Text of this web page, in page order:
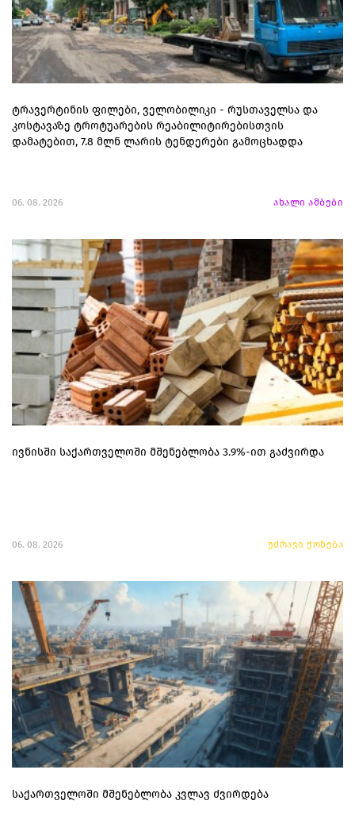
ტრავერტინის ფილები, ველობილიკი - რუსთაველსა და
კოსტავაზე ტროტუარების რეაბილიტირებისთვის
დამატებით, 7.8 მლნ ლარის ტენდერები გამოცხადდა
06. 08. 2026 ახალი ამბები
ივნისში საქართველოში მშენებლობა 3.9%-ით გაძვირდა
06. 08. 2026 უძრავი ქონება
საქართველოში მშენებლობა კვლავ ძვირდება